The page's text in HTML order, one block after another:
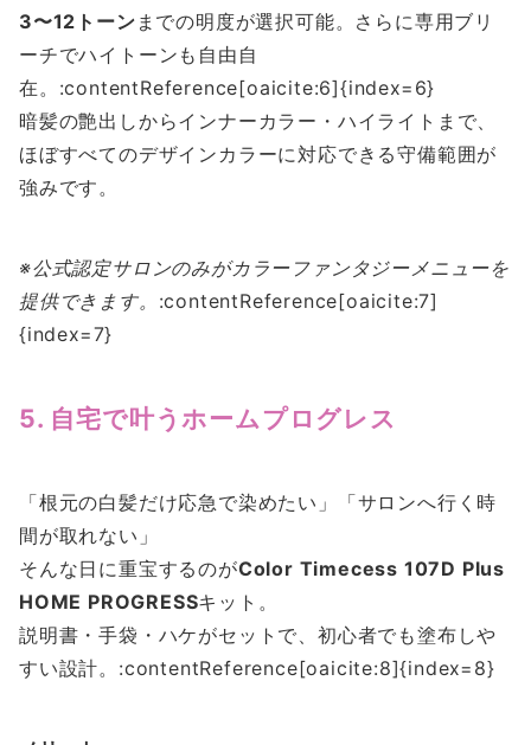
3〜12トーン までの明度が選択可能。さらに専用ブリ
ーチでハイトーンも自由自
在。:contentReference[oaicite:6]{index=6}
暗髪の艶出しからインナーカラー・ハイライトまで、
ほぼすべてのデザインカラーに対応できる守備範囲が
強みです。
※公式認定サロンのみがカラーファンタジーメニューを
提供できます。 :contentReference[oaicite:7]
{index=7}
5. 自宅で叶うホームプログレス
「根元の白髪だけ応急で染めたい」「サロンへ行く時
間が取れない」
そんな日に重宝するのがColor Timecess 107D Plus
HOME PROGRESSキット。
説明書・手袋・ハケがセットで、初心者でも塗布しや
すい設計。:contentReference[oaicite:8]{index=8}